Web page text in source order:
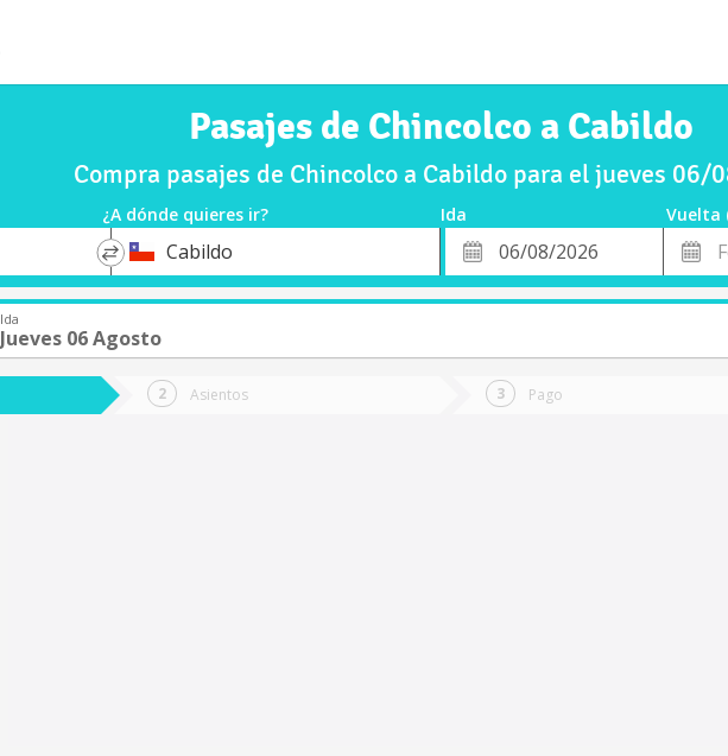
Pasajes de Chincolco a Cabildo
Compra pasajes de Chincolco a Cabildo para el jueves 06/
¿A dónde quieres ir? Ida
Vuelta
*
DestinoCabildo
Fecha
de
Fecha
de
Vuelta
Ida
Jueves 06 Agosto
Asientos Pago